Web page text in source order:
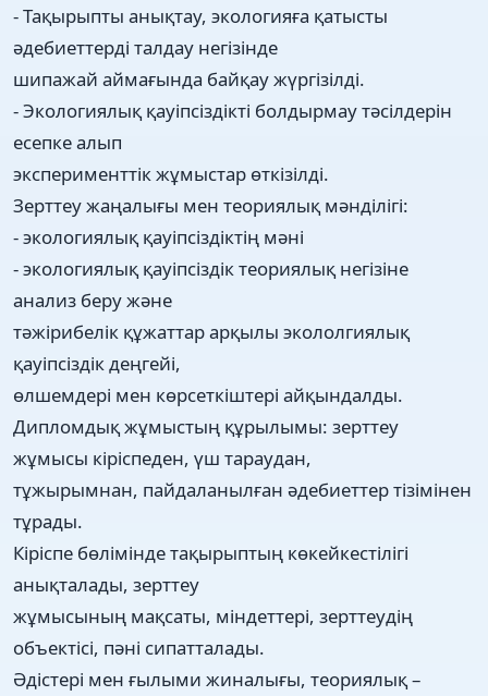
- Тақырыпты анықтау, экологияға қатысты
әдебиеттерді талдау негізінде
шипажай аймағында байқау жүргізілді.
- Экологиялық қауіпсіздікті болдырмау тәсілдерін
есепке алып
эксперименттік жұмыстар өткізілді.
Зерттеу жаңалығы мен теориялық мәнділігі:
- экологиялық қауіпсіздіктің мәні
- экологиялық қауіпсіздік теориялық негізіне
анализ беру және
тәжірибелік құжаттар арқылы экололгиялық
қауіпсіздік деңгейі,
өлшемдері мен көрсеткіштері айқындалды.
Дипломдық жұмыстың құрылымы: зерттеу
жұмысы кіріспеден, үш тараудан,
тұжырымнан, пайдаланылған әдебиеттер тізімінен
тұрады.
Кіріспе бөлімінде тақырыптың көкейкестілігі
анықталады, зерттеу
жұмысының мақсаты, міндеттері, зерттеудің
объектісі, пәні сипатталады.
Әдістері мен ғылыми жиналығы, теориялық –